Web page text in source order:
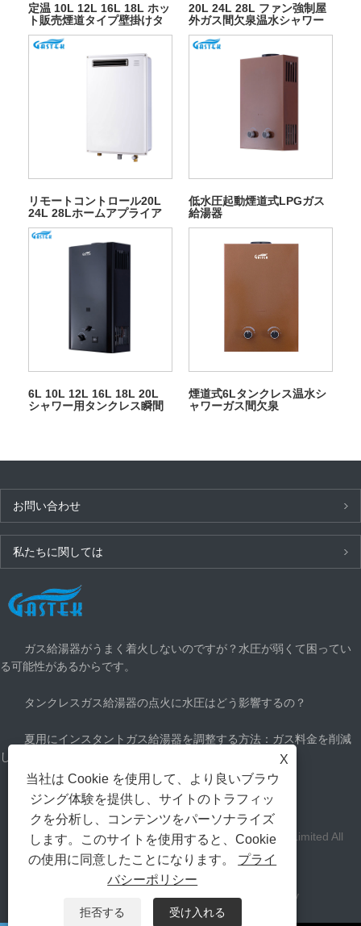
定温 10L 12L 16L 18L ホッ
ト販売煙道タイプ壁掛けタ
ンクレスインスタント LPG
天然温水ガス給湯器シャワ
20L 24L 28L ファン強制屋
外ガス間欠泉温水シャワー
用
リモートコントロール20L
24L 28Lホームアプライア
ンスアウトドアガス給湯器
低水圧起動煙道式LPGガス
給湯器
6L 10L 12L 16L 18L 20L
シャワー用タンクレス瞬間
煙道式6Lタンクレス温水シ
ャワーガス間欠泉
お問い合わせ
私たちに関しては
最新ニュース
ガス給湯器がうまく着火しないのですが？水圧が弱くて困ってい
る可能性があるからです。
タンクレスガス給湯器の点火に水圧はどう影響するの？
夏用にインスタントガス給湯器を調整する方法：ガス料金を削減
して涼しく過ごす
どのくらいのガス給湯器が必要ですか？
著作権Zhongshan Gastek Home Appliance Company Limited All
Rights Reserved。
RSS XML Privacy Policy
X
当社は Cookie を使用して、より良いブラウ
ジング体験を提供し、サイトのトラフィッ
クを分析し、コンテンツをパーソナライズ
します。このサイトを使用すると、Cookie
の使用に同意したことになります。 プライ
バシーポリシー
拒否する 受け入れる